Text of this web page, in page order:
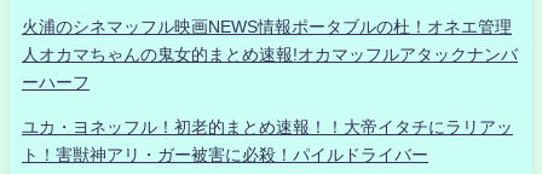
火浦のシネマッフル映画NEWS情報ポータブルの杜！オネエ管理
人オカマちゃんの鬼女的まとめ速報!オカマッフルアタックナンバ
ーハーフ
ユカ・ヨネッフル！初老的まとめ速報！！大帝イタチにラリアッ
ト！害獣神アリ・ガー被害に必殺！パイルドライバー